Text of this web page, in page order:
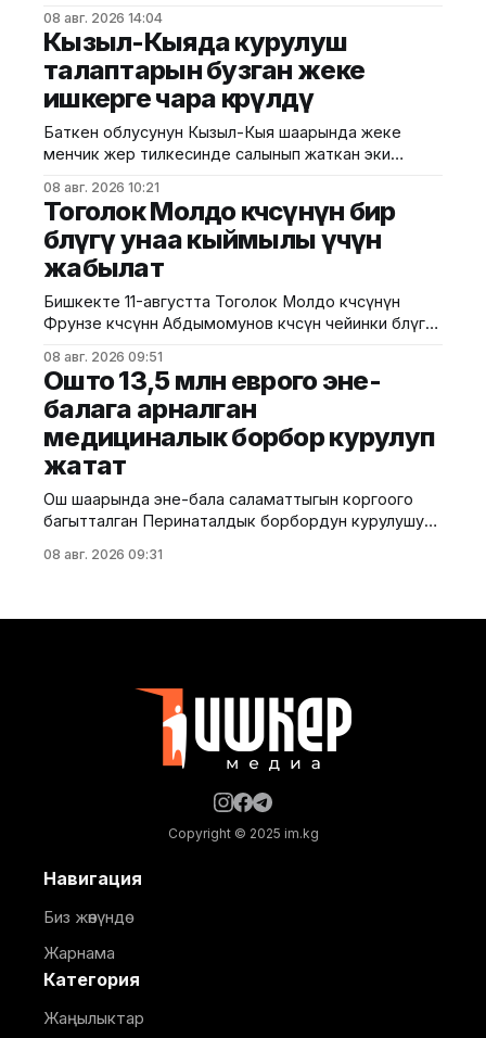
Маданият, маалымат жана жаштар саясаты
министрлиги билдирди. Министрликтин
маалыматына караганда, музейдин эч бир бөлүгү
чет өлкөлүк мекемелерге менчикке, ижарага же
туруктуу пайдаланууга берилген эмес.
Белгилегендей, “Гармония сулуулукту жаратат:
Байыркы Кытай цивилизациясынын көркөм өнөр
08 авг. 2026 14:04
Кызыл-Кыяда курулуш
талаптарын бузган жеке
ишкерге чара көрүлдү
Баткен облусунун Кызыл-Кыя шаарында жеке
менчик жер тилкесинде салынып жаткан эки
бузуулар аныкталды. Бул тууралуу Курулуш,
архитектура жана турак жай-коммуналдык чарба
министрлигинин басма сөз кызматы билдирди.
Маалыматка ылайык, Кулатов көчөсүндө жайгашкан
жана долбоордук документтер таризделбестен
жүргүзүлгөн. Жер казууда
08 авг. 2026 10:21
Тоголок Молдо көчөсүнүн бир
бөлүгү унаа кыймылы үчүн
жабылат
Бишкекте 11-августта Тоголок Молдо көчөсүнүн
Фрунзе көчөсүнөн Абдымомунов көчөсүнө чейинки бөлүгү
мэриясынын билдиришкендей, аталган тилкеде
бул убакта курулуш иштери жүргүзүлөт. Ал эми
Фрунзе жана Панфилов көчөлөрүнүн кесилиши
кайрадан унаалар үчүн ачылат. Мэрия
айдоочуларды жол кыймылындагы убактылуу
өзгөрүүлөрдү эске алып, жол белгилеринин
талаптарын так
08 авг. 2026 09:51
Ошто 13,5 млн еврого эне-
балага арналган
медициналык борбор курулуп
жатат
Ош шаарында эне-бала саламаттыгын коргоого
багытталган Перинаталдык борбордун курулушу
министрлигинин басма сөз кызматы билдирди.
энелерге жана ымыркайларга
08 авг. 2026 09:31
Copyright © 2025 im.kg
Навигация
Биз жөнүндө
Жарнама
Категория
Жаңылыктар